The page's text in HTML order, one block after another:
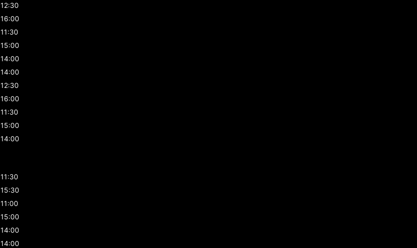
12:30
16:00
11:30
15:00
14:00
14:00
12:30
16:00
11:30
15:00
14:00
11:30
15:30
11:00
15:00
14:00
14:00